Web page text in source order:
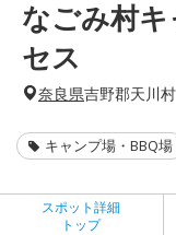
なごみ村
セス
奈良県吉野郡天川村
キャンプ場・BBQ場
スポット詳細
トップ